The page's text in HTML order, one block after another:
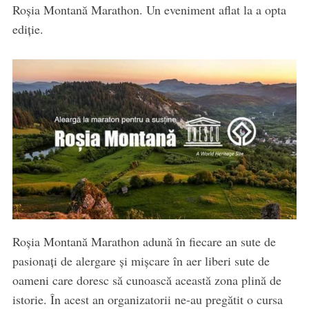
Roșia Montană Marathon. Un eveniment aflat la a opta
ediție.
Roșia Montană Marathon adună în fiecare an sute de
pasionați de alergare și mișcare în aer liberi sute de
oameni care doresc să cunoască această zona plină de
istorie. În acest an organizatorii ne-au pregătit o cursa